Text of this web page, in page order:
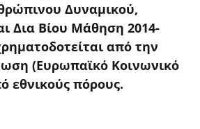
Δυναμικού,
Δια Βίου Μάθηση 2014-
από την
(Ευρωπαϊκό Κοινωνικό
εθνικούς πόρους.